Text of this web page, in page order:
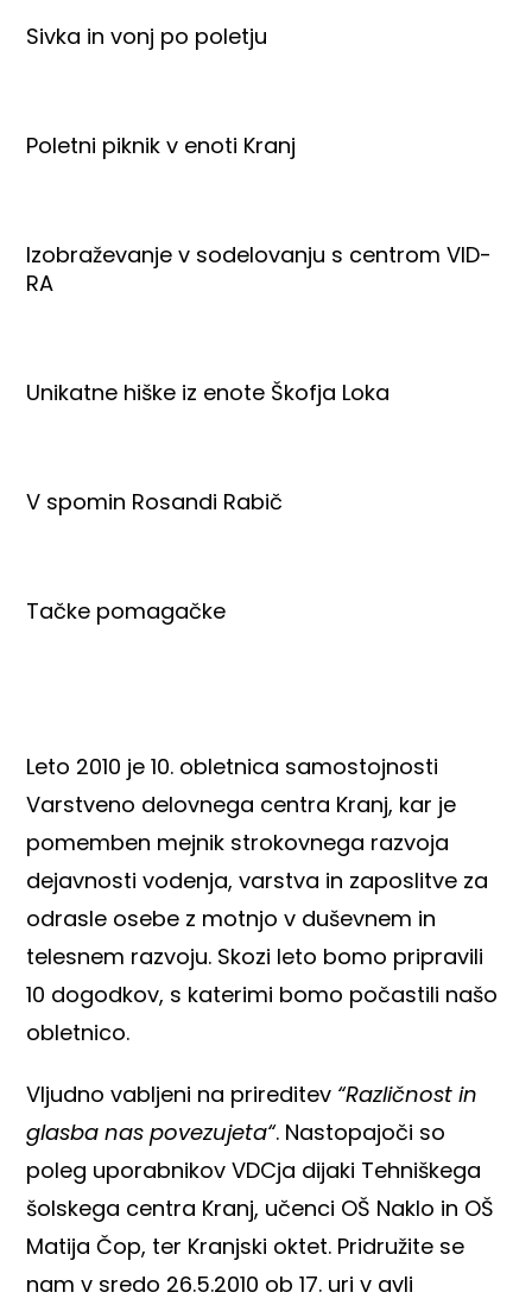
Sivka in vonj po poletju
Poletni piknik v enoti Kranj
Izobraževanje v sodelovanju s centrom VID-
RA
Unikatne hiške iz enote Škofja Loka
V spomin Rosandi Rabič
Tačke pomagačke
Leto 2010 je 10. obletnica samostojnosti
Varstveno delovnega centra Kranj, kar je
pomemben mejnik strokovnega razvoja
dejavnosti vodenja, varstva in zaposlitve za
odrasle osebe z motnjo v duševnem in
telesnem razvoju. Skozi leto bomo pripravili
10 dogodkov, s katerimi bomo počastili našo
obletnico.
Vljudno vabljeni na prireditev “Različnost in
glasba nas povezujeta“. Nastopajoči so
poleg uporabnikov VDCja dijaki Tehniškega
šolskega centra Kranj, učenci OŠ Naklo in OŠ
Matija Čop, ter Kranjski oktet. Pridružite se
nam v sredo 26.5.2010 ob 17. uri v avli